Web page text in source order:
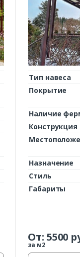
Тип навеса
Покрытие
Наличие
Конструкция
Назначение
Стиль
Габариты
От: 5500
за м2